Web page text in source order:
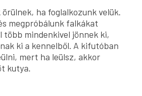
ha foglalkozunk velük.
megpróbálunk falkákat
mindenkivel jönnek ki,
ki a kennelből. A kifutóban
mert ha leülsz, akkor
kutya.